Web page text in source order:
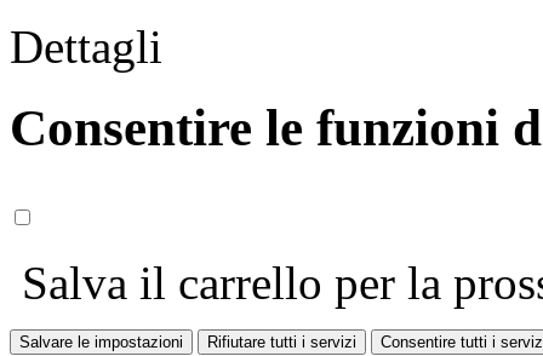
Dettagli
Consentire le funzioni
Salva il carrello per la
Salvare le impostazioni Rifiutare tutti i servizi Consentire tutti i